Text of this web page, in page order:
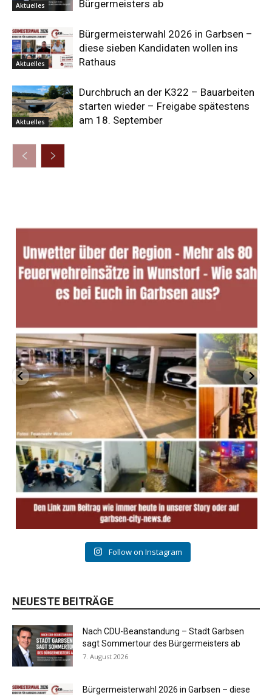
Aktuelles Bürgermeisters ab
Aktuelles
Bürgermeisterwahl 2026 in Garbsen –
diese sieben Kandidaten wollen ins
Rathaus
Aktuelles
Durchbruch an der K322 – Bauarbeiten
starten wieder – Freigabe spätestens
am 18. September
Follow on Instagram
NEUESTE BEITRÄGE
Nach CDU-Beanstandung – Stadt Garbsen
sagt Sommertour des Bürgermeisters ab
7. August 2026
Bürgermeisterwahl 2026 in Garbsen – diese